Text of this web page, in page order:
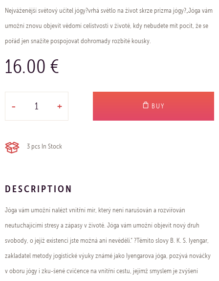
Nejváženější světový učitel jógy?vrhá světlo na život skrze prizma jógy?„Jóga vám
umožní znovu objevit vědomí celistvosti v životě, kdy nebudete mít pocit, že se
pořád jen snažíte pospojovat dohromady rozbité kousky.
16.00 €
- + BUY
3 pcs In Stock
DESCRIPTION
Jóga vám umožní nalézt vnitřní mír, který není narušován a rozviřován
neutuchajícími stresy a zápasy v životě. Jóga vám umožní objevit nový druh
svobody, o jejíž existenci jste možná ani nevěděli.“ ?Těmito slovy B. K. S. Iyengar,
zakladatel metody jogistické výuky známé jako Iyengarova jóga, pozývá nováčky
v oboru jógy i zku-šené cvičence na vnitřní cestu, jejímž smyslem je zvýšení